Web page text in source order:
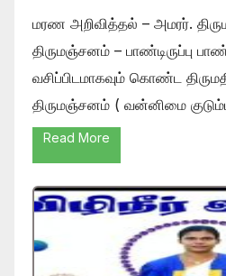
மரண அறிவித்தல் – அமரர்.
திருமஞ்சனம் – பாண்டிருப்பு
வசிப்பிடமாகவும் கொண்ட
திருமஞ்சனம் ( வன்னிமை
Read More